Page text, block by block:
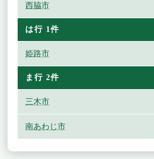
西脇市
は行 1件
姫路市
ま行 2件
三木市
南あわじ市